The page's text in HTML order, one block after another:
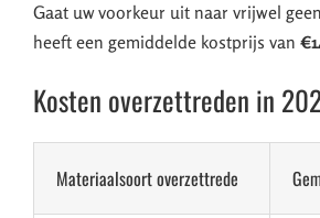
Gaat uw voorkeur uit naar vrijwel
heeft een gemiddelde kostprijs van
Kosten overzettreden in
Materiaalsoort overzettrede